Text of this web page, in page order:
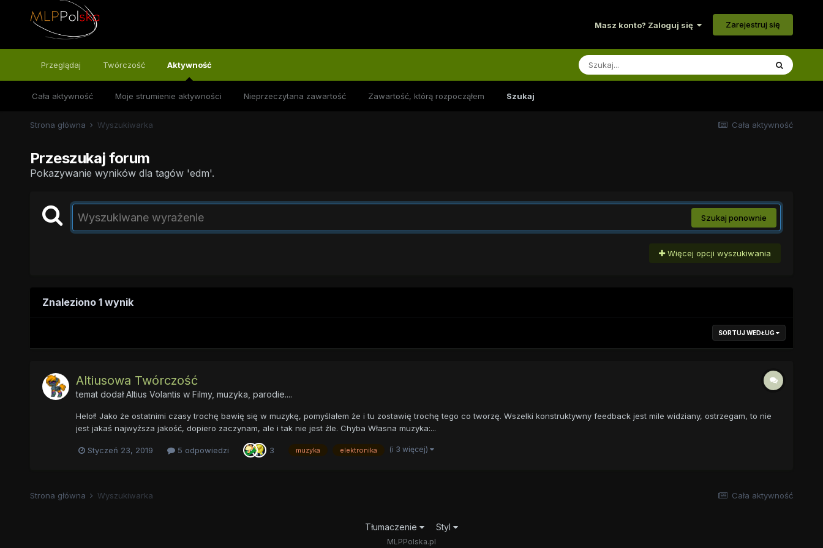
Masz konto? Zaloguj się Zarejestruj się
Przeglądaj Twórczość Aktywność
Cała aktywność Moje strumienie aktywności Nieprzeczytana zawartość Zawartość, którą rozpocząłem Szukaj
Cała aktywność
Strona główna Wyszukiwarka
Przeszukaj forum
Pokazywanie wyników dla tagów 'edm'.
Szukaj ponownie
Więcej opcji wyszukiwania
Znaleziono 1 wynik
SORTUJ WEDŁUG
Altiusowa Twórczość
temat dodałAltius Volantis w Filmy, muzyka, parodie....
Heloł! Jako że ostatnimi czasy trochę bawię się w muzykę, pomyślałem że i tu zostawię trochę tego co tworzę. Wszelki konstruktywny feedback jest mile widziany, ostrzegam, to nie
jest jakaś najwyższa jakość, dopiero zaczynam, ale i tak nie jest źle. Chyba Własna muzyka:...
Styczeń 23, 2019 5 odpowiedzi 3 muzyka elektronika (i 3 więcej)
Cała aktywność
Strona główna Wyszukiwarka
Tłumaczenie Styl
MLPPolska.pl